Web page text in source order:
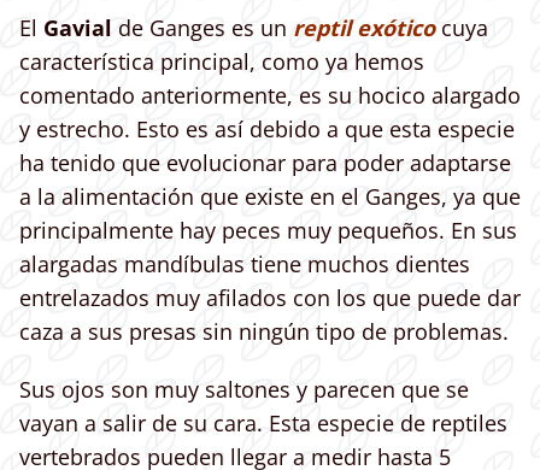
El Gavial de Ganges es un reptil exóticocuya
característica principal, como ya hemos
comentado anteriormente, es su hocico alargado
y estrecho. Esto es así debido a que esta especie
ha tenido que evolucionar para poder adaptarse
a la alimentación que existe en el Ganges, ya que
principalmente hay peces muy pequeños. En sus
alargadas mandíbulas tiene muchos dientes
entrelazados muy afilados con los que puede dar
caza a sus presas sin ningún tipo de problemas.
Sus ojos son muy saltones y parecen que se
vayan a salir de su cara. Esta especie de reptiles
vertebrados pueden llegar a medir hasta 5